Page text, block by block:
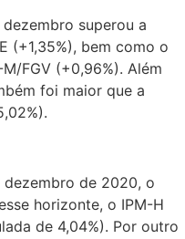
superou a
(+1,35%), bem como o
FGV (+0,96%). Além
foi maior que a
de 2020, o
horizonte, o IPM-H
de 4,04%). Por outro